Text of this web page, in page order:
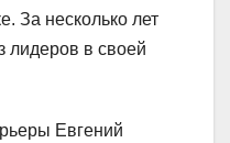
За несколько лет
лидеров в своей
Евгений